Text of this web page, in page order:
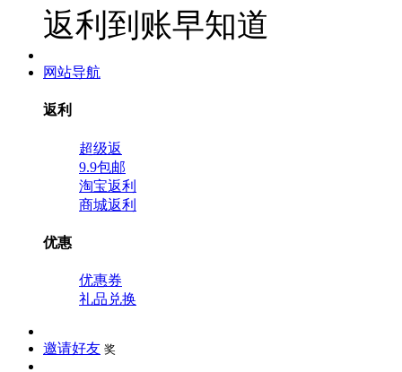
返利到账早知道
网站导航
返利
超级返
9.9包邮
淘宝返利
商城返利
优惠
优惠券
礼品兑换
邀请好友 奖